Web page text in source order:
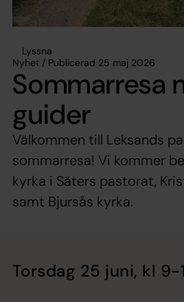
Lyssna
Nyhet / Publicerad 25 maj 2026
Sommarresa
guider
Välkommen till Leksands
sommarresa! Vi kommer
kyrka i Säters pastorat,
samt Bjursås kyrka.
Torsdag 25 juni, kl 9-